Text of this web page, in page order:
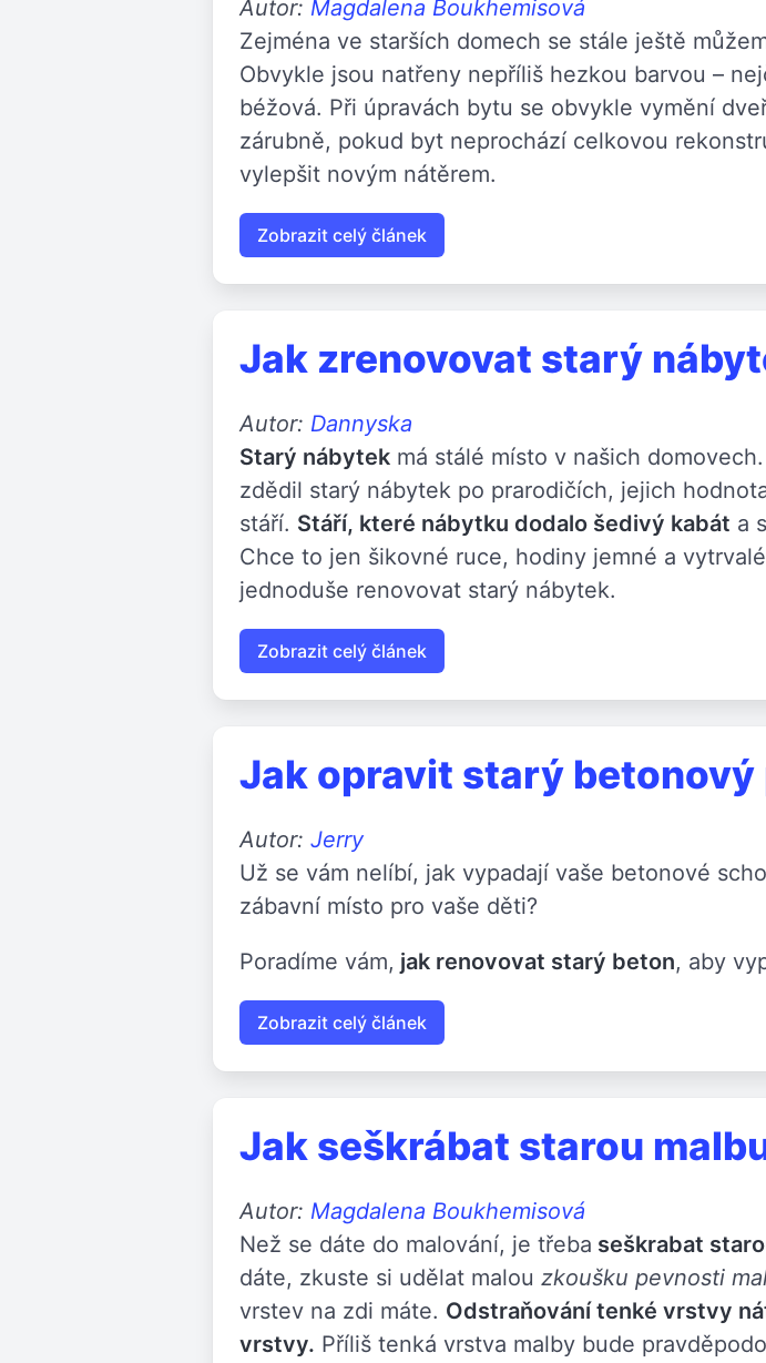
Autor: Magdalena Boukhemisová
Zejména ve starších domech se stále ještě
Obvykle jsou natřeny nepříliš hezkou barvou –
béžová. Při úpravách bytu se obvykle vymění
zárubně, pokud byt neprochází celkovou
vylepšit novým nátěrem.
Zobrazit celý článek
Jak zrenovovat starý
Autor: Dannyska
Starý nábytek má stálé místo v našich
zdědil starý nábytek po prarodičích, jejich
stáří. Stáří, které nábytku dodalo šedivý kabát a
Chce to jen šikovné ruce, hodiny jemné a
jednoduše renovovat starý nábytek.
Zobrazit celý článek
Jak opravit starý betonový
Autor: Jerry
Už se vám nelíbí, jak vypadají vaše betonové
zábavní místo pro vaše děti?
Poradíme vám, jak renovovat starý beton, aby
Zobrazit celý článek
Jak seškrábat starou
Autor: Magdalena Boukhemisová
Než se dáte do malování, je třeba seškrabat
dáte, zkuste si udělat malou zkoušku pevnosti
vrstev na zdi máte. Odstraňování tenké vrstvy
vrstvy. Příliš tenká vrstva malby bude